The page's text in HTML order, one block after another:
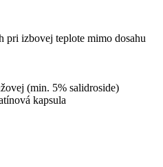
pri izbovej teplote mimo dosahu
(min. 5% salidroside)
kapsula